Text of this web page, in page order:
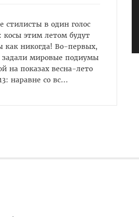
стилисты в один голос
косы этим летом будут
как никогда! Во-первых,
мировые подиумы
на показах весна-лето
наравне со вс...